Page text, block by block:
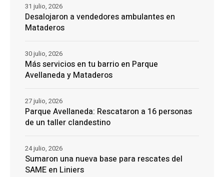
Desalojaron a vendedores ambulantes en
Mataderos
31 julio, 2026
Más servicios en tu barrio en Parque
Avellaneda y Mataderos
30 julio, 2026
Parque Avellaneda: Rescataron a 16 personas
de un taller clandestino
27 julio, 2026
Sumaron una nueva base para rescates del
SAME en Liniers
24 julio, 2026